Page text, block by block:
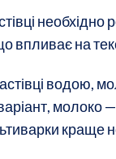
впливає на
водою,
варіант,
краще